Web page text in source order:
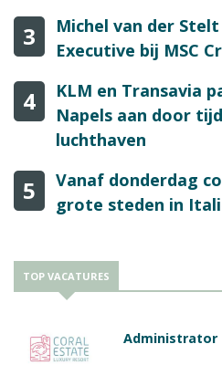
3
Michel van der
Executive bij MSC
4
KLM en Transavia
Napels aan door
luchthaven
5
Vanaf donderdag
grote steden in
TOP VACATURES
Administrator